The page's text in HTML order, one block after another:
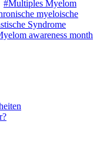
#Multiples Myelom
myeloische
Syndrome
awareness month